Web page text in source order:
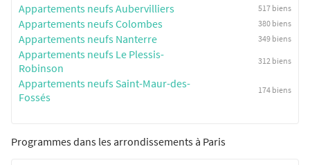
Appartements neufs Aubervilliers 517 biens
Appartements neufs Colombes 380 biens
Appartements neufs Nanterre 349 biens
Appartements neufs Le Plessis-
Robinson
312 biens
Appartements neufs Saint-Maur-des-
Fossés
174 biens
Programmes dans les arrondissements à Paris